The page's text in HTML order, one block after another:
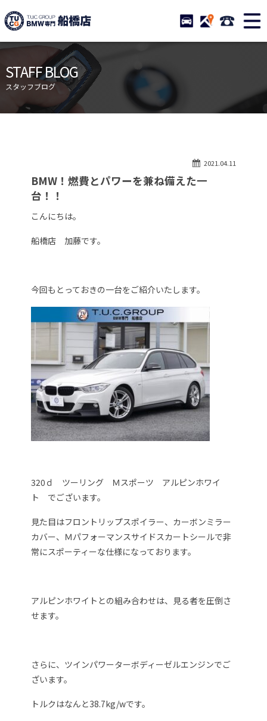
TUCグループ BMW専門 船
STOCK ACCESS 047-
ニュース
在庫リスト
目玉車両一覧
店舗紹介
保証＆サービス
アクセスマップ
自動車保険
TUCとは？
納車blog
会社概要
STAFF BLOG
スタッフブログ
2021.04.11
BMW！燃費とパワーを兼ね備えた一
台！！
こんにちは。
船橋店 加藤です。
今回もとっておきの一台をご紹介いたします。
320ｄ ツーリング Ｍスポーツ アルピンホワイ
ト でございます。
見た目はフロントリップスポイラー、カーボンミラー
カバー、Ｍパフォーマンスサイドスカートシールで非
常にスポーティーな仕様になっております。
アルピンホワイトとの組み合わせは、見る者を圧倒さ
せます。
さらに、ツインパワーターボディーゼルエンジンでご
ざいます。
トルクはなんと38.7kg/wです。